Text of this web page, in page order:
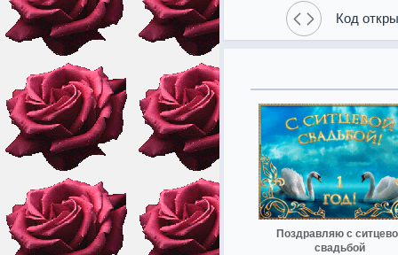
Код
Поздравляю с
свадьбой